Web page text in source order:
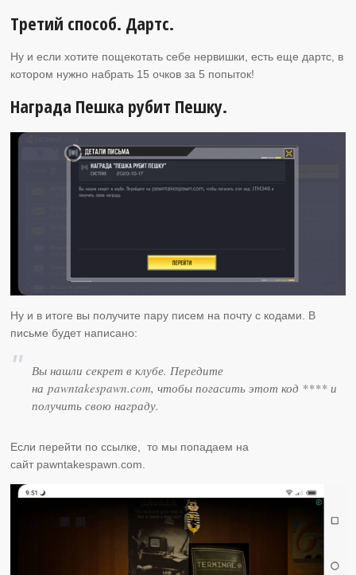
Третий способ. Дартс.
Ну и если хотите пощекотать себе нервишки, есть еще дартс, в
котором нужно набрать 15 очков за 5 попыток!
Награда Пешка рубит Пешку.
Ну и в итоге вы получите пару писем на почту с кодами. В
письме будет написано:
Вы нашли секрет в клубе. Передите
на pawntakespawn.com, чтобы погасить этот код **** и
получить свою награду.
Если перейти по ссылке, то мы попадаем на
сайт pawntakespawn.com.